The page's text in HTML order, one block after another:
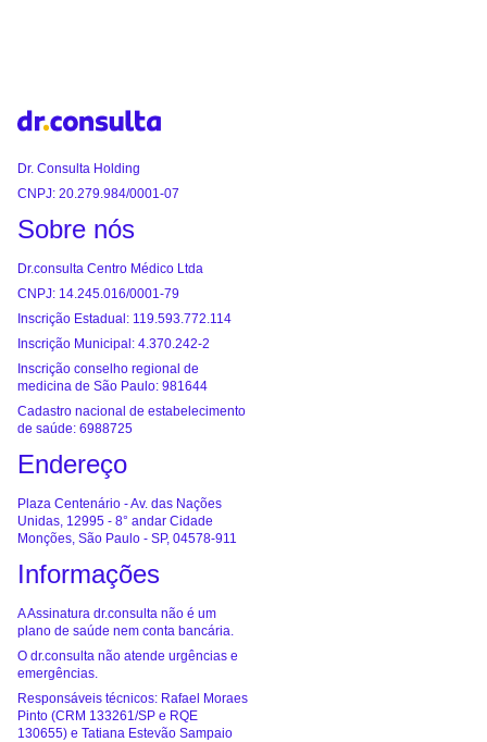
Dr. Consulta Holding
CNPJ: 20.279.984/0001-07
Sobre nós
Dr.consulta Centro Médico Ltda
CNPJ: 14.245.016/0001-79
Inscrição Estadual: 119.593.772.114
Inscrição Municipal: 4.370.242-2
Inscrição conselho regional de
medicina de São Paulo: 981644
Cadastro nacional de estabelecimento
de saúde: 6988725
Endereço
Plaza Centenário - Av. das Nações
Unidas, 12995 - 8° andar Cidade
Monções, São Paulo - SP, 04578-911
Informações
A Assinatura dr.consulta não é um
plano de saúde nem conta bancária.
O dr.consulta não atende urgências e
emergências.
Responsáveis técnicos: Rafael Moraes
Pinto (CRM 133261/SP e RQE
130655) e Tatiana Estevão Sampaio